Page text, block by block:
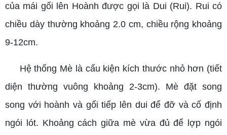
của mái gối lên Hoành được gọi là Dui (Rui). Rui có
chiều dày thường khoảng 2.0 cm, chiều rộng khoảng
9-12cm.
Hệ thống Mè là cấu kiện kích thước nhỏ hơn (tiết
diện thường vuông khoảng 2-3cm). Mè đặt song
song với hoành và gối tiếp lên dui để đỡ và cố định
ngói lót. Khoảng cách giữa mè vừa đủ để lợp ngói